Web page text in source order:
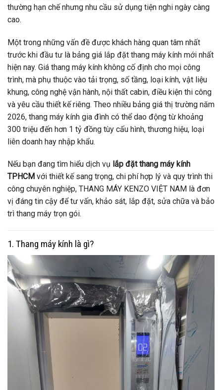
thường hạn chế nhưng nhu cầu sử dụng tiện nghi ngày càng
cao.
Một trong những vấn đề được khách hàng quan tâm nhất
trước khi đầu tư là bảng giá lắp đặt thang máy kính mới nhất
hiện nay. Giá thang máy kính không cố định cho mọi công
trình, mà phụ thuộc vào tải trọng, số tầng, loại kính, vật liệu
khung, công nghệ vận hành, nội thất cabin, điều kiện thi công
và yêu cầu thiết kế riêng. Theo nhiều bảng giá thị trường năm
2026, thang máy kính gia đình có thể dao động từ khoảng
300 triệu đến hơn 1 tỷ đồng tùy cấu hình, thương hiệu, loại
liên doanh hay nhập khẩu.
Nếu bạn đang tìm hiểu dịch vụ lắp đặt thang máy kính
TPHCM với thiết kế sang trọng, chi phí hợp lý và quy trình thi
công chuyên nghiệp, THANG MÁY KENZO VIỆT NAM là đơn
vị đáng tin cậy để tư vấn, khảo sát, lắp đặt, sửa chữa và bảo
trì thang máy trọn gói.
1. Thang máy kính là gì?